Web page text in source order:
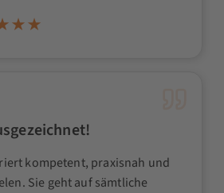
kompetent, praxisnah und
Sie geht auf sämtliche